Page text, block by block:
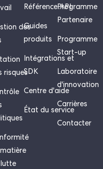
des
risques
Référence API
Guides
produits
Intégrations et
SDK
Centre d'aide
État du service
Programme
Partenaire
Programme
Start-up
Laboratoire
d'innovation
Carrières
Contacter